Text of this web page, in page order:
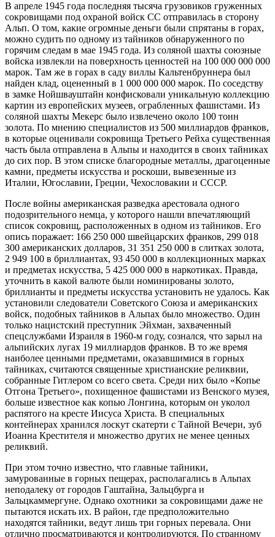
В апреле 1945 года последняя тысяча грузовиков груженных
сокровищами под охраной войск СС отправилась в сторону
Альп. О том, какие огромные деньги были спрятаны в горах,
можно судить по одному из тайников обнаруженного по
горячим следам в мае 1945 года. Из соляной шахты союзные
войска извлекли на поверхность ценностей на 100 000 000 000
марок. Там же в горах в саду виллы Кальтенбруннера был
найден клад, оцененный в 1 000 000 000 марок. По соседству
в замке Нойшвауштайн конфисковали уникальную коллекцию
картин из европейских музеев, ограбленных фашистами. Из
соляной шахты Мекерс было извлечено около 100 тонн
золота. По мнению специалистов из 500 миллиардов франков,
в которые оценивали сокровища Третьего Рейха существенная
часть была отправлена в Альпы и находится в своих тайниках
до сих пор. В этом списке благородные металлы, драгоценные
камни, предметы искусства и роскоши, вывезенные из
Италии, Югославии, Греции, Чехословакии и СССР.
После войны американская разведка арестовала одного
подозрительного немца, у которого нашли впечатляющий
список сокровищ, расположенных в одном из тайников. Его
опись поражает: 166 250 000 швейцарских франков, 299 018
300 американских долларов, 31 351 250 000 в слитках золота,
2 949 100 в бриллиантах, 93 450 000 в коллекционных марках
и предметах искусства, 5 425 000 000 в наркотиках. Правда,
уточнить в какой валюте были номинированы золото,
бриллианты и предметы искусства установить не удалось. Как
установили следователи Советского Союза и американских
войск, подобных тайников в Альпах было множество. Один
только нацистский преступник Эйхман, захваченный
спецслужбами Израиля в 1960-м году, сознался, что зарыл на
альпийских лугах 19 миллиардов франков. В то же время
наиболее ценными предметами, оказавшимися в горных
тайниках, считаются священные христианские реликвии,
собранные Гитлером со всего света. Среди них было «Копье
Отгона Третьего», похищенное фашистами из Венского музея,
больше известное как копью Лонгина, которым он уколол
распятого на кресте Иисуса Христа. В специальных
контейнерах хранился лоскут скатерти с Тайной Вечери, зуб
Иоанна Крестителя и множество других не менее ценных
реликвий.
При этом точно известно, что главные тайники,
замурованные в горных пещерах, располагались в Альпах
неподалеку от городов Гаштайна, Зальцбурга и
Зальцкаммергуне. Однако охотники за сокровищами даже не
пытаются искать их. В район, где предположительно
находятся тайники, ведут лишь три горных перевала. Они
отлично просматриваются и контролируются. По странному